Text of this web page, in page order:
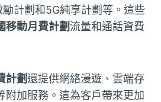
計劃和5G純享計劃等。這些
移動月費計劃 流量和通話資費
計劃還提供網絡漫遊、雲端存
附加服務。這為客戶帶來更加